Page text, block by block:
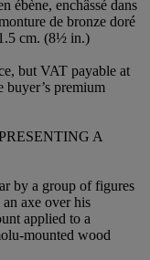
ébène, enchâssé dans
de bronze doré
cm. (8½ in.)
but VAT payable at
premium
A
by a group of figures
axe over his
applied to a
mounted wood